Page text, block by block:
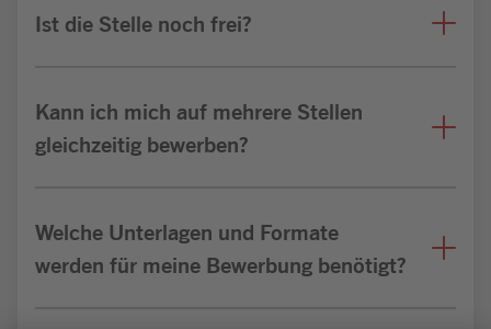
Ist die Stelle noch frei?
Kann ich mich auf mehrere Stellen
gleichzeitig bewerben?
Welche Unterlagen und Formate
werden für meine Bewerbung benötigt?